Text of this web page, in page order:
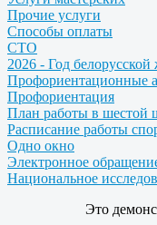
Прочие услуги
Способы оплаты
СТО
2026 - Год
Профориентационные
Профориентация
План работы в шестой
Расписание работы
Одно окно
Электронное
Национальное
Это